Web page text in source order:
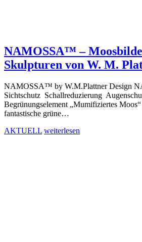
NAMOSSA™ –
Skulpturen von W. M.
NAMOSSA™ by W.M.Plattner Design
Sichtschutz Schallreduzierung
Begrünungselement „Mumifiziertes
fantastische grüne…
AKTUELL weiterlesen